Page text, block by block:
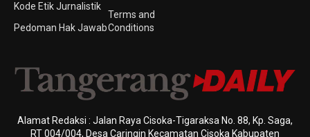
Kode Etik Jurnalistik
Pedoman Hak Jawab
Terms and
Conditions
Alamat Redaksi : Jalan Raya Cisoka-Tigaraksa No. 88, Kp. Saga,
RT 004/004, Desa Caringin Kecamatan Cisoka Kabupaten